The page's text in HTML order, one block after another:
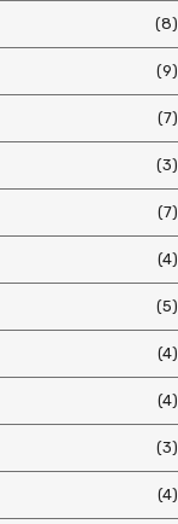
(8)
(9)
(7)
(3)
(7)
(4)
(5)
(4)
(4)
(3)
(4)